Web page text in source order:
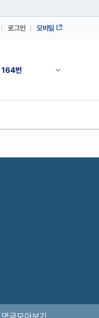
로그인 모바일
채널안내 펼쳐
164번
164번